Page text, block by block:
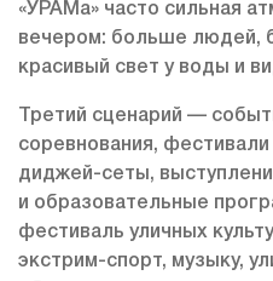
«УРАМа» часто сильная
вечером: больше людей,
красивый свет у воды и
Третий сценарий —
соревнования, фестивали
диджей-сеты,
и образовательные
фестиваль уличных
экстрим-спорт, музыку,